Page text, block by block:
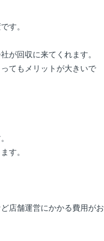
す。
が回収に来てくれます。
てもメリットが大きいで
す。
店舗運営にかかる費用がお